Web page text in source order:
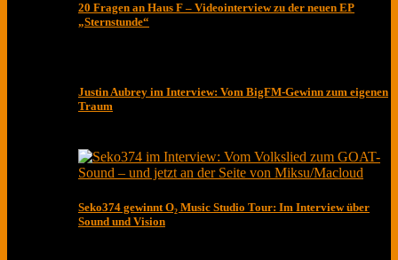
20 Fragen an Haus F – Videointerview zu der neuen EP
„Sternstunde“
Justin Aubrey im Interview: Vom BigFM-Gewinn zum eigenen
Traum
Seko374 gewinnt O₂ Music Studio Tour: Im Interview über
Sound und Vision